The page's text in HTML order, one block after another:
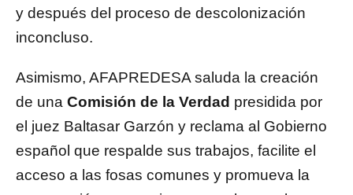
y después del proceso de descolonización
inconcluso.
Asimismo, AFAPREDESA saluda la creación
de una Comisión de la Verdad presidida por
el juez Baltasar Garzón y reclama al Gobierno
español que respalde sus trabajos, facilite el
acceso a las fosas comunes y promueva la